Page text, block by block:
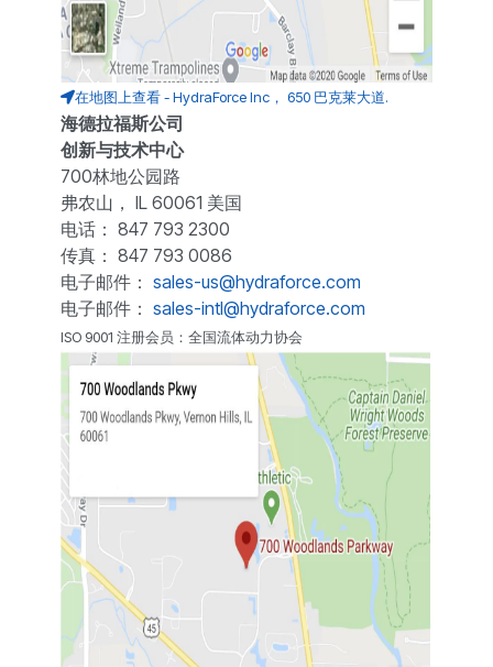
在地图上查看 - HydraForce Inc， 650 巴克莱大道.
海德拉福斯公司
创新与技术中心
700林地公园路
弗农山， IL 60061 美国
电话： 847 793 2300
传真： 847 793 0086
电子邮件： sales-us@hydraforce.com
电子邮件： sales-intl@hydraforce.com
ISO 9001 注册会员：全国流体动力协会